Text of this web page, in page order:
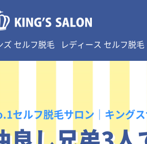
ズ セルフ脱毛 レディース セルフ脱毛
セルフ脱毛サロン｜キング